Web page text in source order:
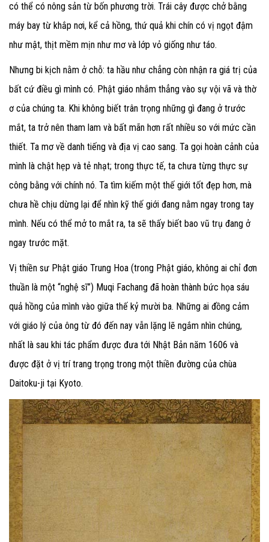
có thể có nông sản từ bốn phương trời. Trái cây được chở bằng
máy bay từ khắp nơi, kể cả hồng, thứ quả khi chín có vị ngọt đậm
như mật, thịt mềm mịn như mơ và lớp vỏ giống như táo.
Nhưng bi kịch nằm ở chỗ: ta hầu như chẳng còn nhận ra giá trị của
bất cứ điều gì mình có. Phật giáo nhắm thẳng vào sự vội vã và thờ
ơ của chúng ta. Khi không biết trân trọng những gì đang ở trước
mắt, ta trở nên tham lam và bất mãn hơn rất nhiều so với mức cần
thiết. Ta mơ về danh tiếng và địa vị cao sang. Ta gọi hoàn cảnh của
mình là chật hẹp và tẻ nhạt; trong thực tế, ta chưa từng thực sự
công bằng với chính nó. Ta tìm kiếm một thế giới tốt đẹp hơn, mà
chưa hề chịu dừng lại để nhìn kỹ thế giới đang nằm ngay trong tay
mình. Nếu có thể mở to mắt ra, ta sẽ thấy biết bao vũ trụ đang ở
ngay trước mặt.
Vị thiền sư Phật giáo Trung Hoa (trong Phật giáo, không ai chỉ đơn
thuần là một “nghệ sĩ”) Muqi Fachang đã hoàn thành bức họa sáu
quả hồng của mình vào giữa thế kỷ mười ba. Những ai đồng cảm
với giáo lý của ông từ đó đến nay vẫn lặng lẽ ngắm nhìn chúng,
nhất là sau khi tác phẩm được đưa tới Nhật Bản năm 1606 và
được đặt ở vị trí trang trọng trong một thiền đường của chùa
Daitoku-ji tại Kyoto.